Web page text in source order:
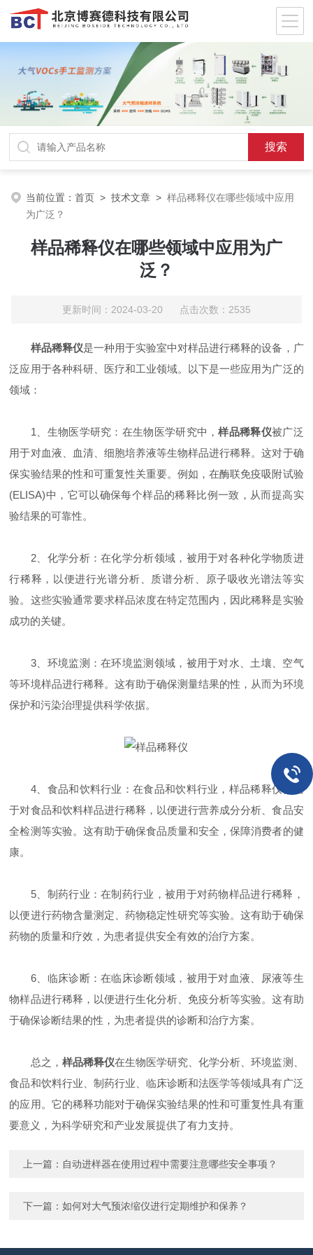
当前位置：首页 >技术文章 >样品稀释仪在哪些领域中应用
为广泛？
样品稀释仪在哪些领域中应用为广
泛？
更新时间：2024-03-20 点击次数：2535
样品稀释仪是一种用于实验室中对样品进行稀释的设备，广
泛应用于各种科研、医疗和工业领域。以下是一些应用为广泛的
领域：
1、生物医学研究：在生物医学研究中，样品稀释仪被广泛
用于对血液、血清、细胞培养液等生物样品进行稀释。这对于确
保实验结果的性和可重复性关重要。例如，在酶联免疫吸附试验
(ELISA)中，它可以确保每个样品的稀释比例一致，从而提高实
验结果的可靠性。
2、化学分析：在化学分析领域，被用于对各种化学物质进
行稀释，以便进行光谱分析、质谱分析、原子吸收光谱法等实
验。这些实验通常要求样品浓度在特定范围内，因此稀释是实验
成功的关键。
3、环境监测：在环境监测领域，被用于对水、土壤、空气
等环境样品进行稀释。这有助于确保测量结果的性，从而为环境
保护和污染治理提供科学依据。
4、食品和饮料行业：在食品和饮料行业，样品稀释仪被用
于对食品和饮料样品进行稀释，以便进行营养成分分析、食品安
全检测等实验。这有助于确保食品质量和安全，保障消费者的健
康。
5、制药行业：在制药行业，被用于对药物样品进行稀释，
以便进行药物含量测定、药物稳定性研究等实验。这有助于确保
药物的质量和疗效，为患者提供安全有效的治疗方案。
6、临床诊断：在临床诊断领域，被用于对血液、尿液等生
物样品进行稀释，以便进行生化分析、免疫分析等实验。这有助
于确保诊断结果的性，为患者提供的诊断和治疗方案。
总之， 样品稀释仪在生物医学研究、化学分析、环境监测、
食品和饮料行业、制药行业、临床诊断和法医学等领域具有广泛
的应用。它的稀释功能对于确保实验结果的性和可重复性具有重
要意义，为科学研究和产业发展提供了有力支持。
上一篇： 自动进样器在使用过程中需要注意哪些安全事项？
下一篇：如何对大气预浓缩仪进行定期维护和保养？